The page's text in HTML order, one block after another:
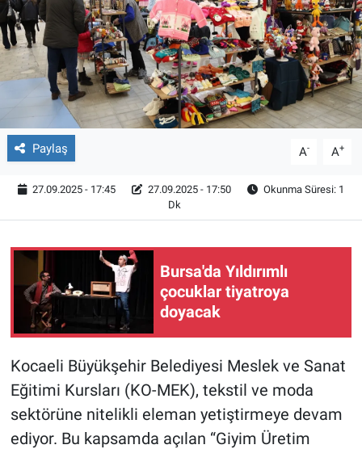
Paylaş A- A+
27.09.2025 - 17:45 27.09.2025 - 17:50
Okunma Süresi: 1
Dk
Bursa'da Yıldırımlı
çocuklar tiyatroya
doyacak
Kocaeli Büyükşehir Belediyesi Meslek ve Sanat
Eğitimi Kursları (KO-MEK), tekstil ve moda
sektörüne nitelikli eleman yetiştirmeye devam
ediyor. Bu kapsamda açılan “Giyim Üretim
Köşe Yazıları
Röportaj
Video Galeri
Haber Arşivi